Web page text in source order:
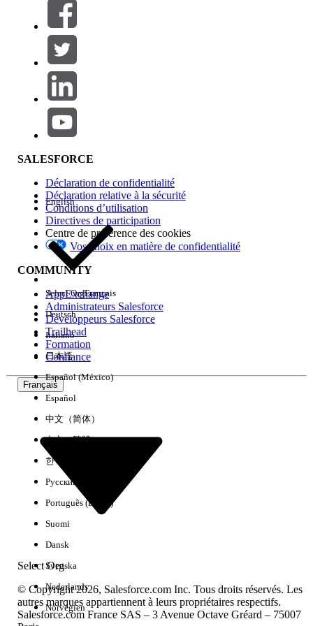
Filtres (0)
SÉLECTIONNER DES FILTRES
Gamme de produits
Impact des fonctionnalités
Edition
Expérience
Aucun résultat
SALESFORCE
Déclaration de confidentialité
Déclaration relative à la sécurité
Conditions d’utilisation
Directives de participation
Centre de préférence des cookies
Vos choix en matière de confidentialité
COMMUNITY
AppExchange
Administrateurs Salesforce
Développeurs Salesforce
Trailhead
Formation
Confiance
Français
Select Org
English
Select OrgFrançais
Deutsch
Italiano
日本語
Español (México)
Español
中文（简体）
中文（繁體）
한국어
Русский
Português (Brasil)
Suomi
Dansk
Svenska
Nederlands
Norvégien
© Copyright 2026, Salesforce.com Inc. Tous droits réservés. Les
autres marques appartiennent à leurs propriétaires respectifs.
Salesforce.com France SAS – 3 Avenue Octave Gréard – 75007